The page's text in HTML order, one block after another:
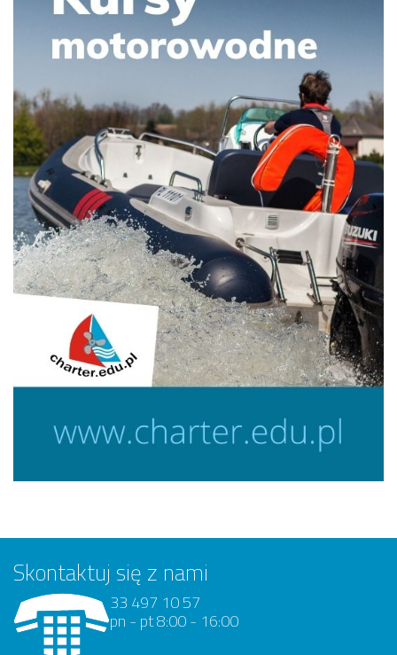
Skontaktuj się z nami
33 497 10 57
pn - pt 8:00 - 16:00